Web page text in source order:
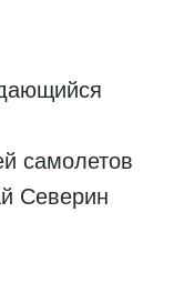
самолетов
Северин